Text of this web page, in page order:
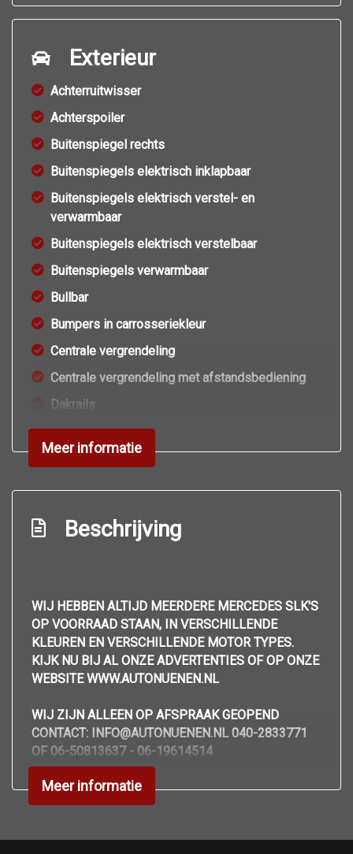
Exterieur
Achterruitwisser
Achterspoiler
Buitenspiegel rechts
Buitenspiegels elektrisch inklapbaar
Buitenspiegels elektrisch verstel- en
verwarmbaar
Buitenspiegels elektrisch verstelbaar
Buitenspiegels verwarmbaar
Bullbar
Bumpers in carrosseriekleur
Centrale vergrendeling
Centrale vergrendeling met afstandsbediening
Dakrails
Getint glas
Glazen schuifdak
Lichtmetalen velgen 17"
Metaalkleur
Panoramadak
Park distance control
Ruitensproeiers/wisserbladen verwarmbaar
Side-skirts
Sportonderstel
Sportvelgen
Meer informatie
Beschrijving
WIJ HEBBEN ALTIJD MEERDERE MERCEDES SLK'S
OP VOORRAAD STAAN, IN VERSCHILLENDE
KLEUREN EN VERSCHILLENDE MOTOR TYPES.
KIJK NU BIJ AL ONZE ADVERTENTIES OF OP ONZE
WEBSITE WWW.AUTONUENEN.NL
WIJ ZIJN ALLEEN OP AFSPRAAK GEOPEND
CONTACT: INFO@AUTONUENEN.NL 040-2833771
OF 06-50813637 - 06-19614514
Meer informatie